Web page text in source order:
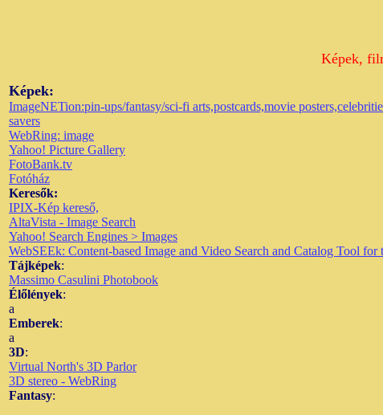
Képek,
Képek:
ImageNETion:pin-ups/fantasy/sci-fi arts,postcards,movie
savers
WebRing: image
Yahoo! Picture Gallery
FotoBank.tv
Fotóház
Keresők:
IPIX-Kép kereső,
AltaVista - Image Search
Yahoo! Search Engines > Images
WebSEEk: Content-based Image and Video Search and Catalog Tool for
Tájképek:
Massimo Casulini Photobook
Élőlények:
a
Emberek:
a
3D:
Virtual North's 3D Parlor
3D stereo - WebRing
Fantasy: